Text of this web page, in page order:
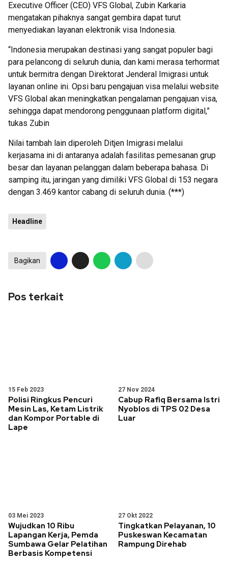
Executive Officer (CEO) VFS Global, Zubin Karkaria
mengatakan pihaknya sangat gembira dapat turut
menyediakan layanan elektronik visa Indonesia.
“Indonesia merupakan destinasi yang sangat populer bagi
para pelancong di seluruh dunia, dan kami merasa terhormat
untuk bermitra dengan Direktorat Jenderal Imigrasi untuk
layanan online ini. Opsi baru pengajuan visa melalui website
VFS Global akan meningkatkan pengalaman pengajuan visa,
sehingga dapat mendorong penggunaan platform digital,”
tukas Zubin
Nilai tambah lain diperoleh Ditjen Imigrasi melalui
kerjasama ini di antaranya adalah fasilitas pemesanan grup
besar dan layanan pelanggan dalam beberapa bahasa. Di
samping itu, jaringan yang dimiliki VFS Global di 153 negara
dengan 3.469 kantor cabang di seluruh dunia. (***)
Headline
Bagikan
Pos terkait
15 Feb 2023
Polisi Ringkus Pencuri
Mesin Las, Ketam Listrik
dan Kompor Portable di
Lape
27 Nov 2024
Cabup Rafiq Bersama Istri
Nyoblos di TPS 02 Desa
Luar
03 Mei 2023
Wujudkan 10 Ribu
Lapangan Kerja, Pemda
Sumbawa Gelar Pelatihan
Berbasis Kompetensi
27 Okt 2022
Tingkatkan Pelayanan, 10
Puskeswan Kecamatan
Rampung Direhab